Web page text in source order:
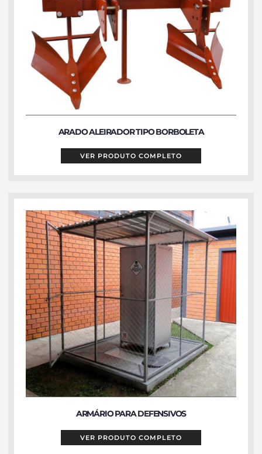
ARADO ALEIRADOR TIPO BORBOLETA
VER PRODUTO COMPLETO
ARMÁRIO PARA DEFENSIVOS
VER PRODUTO COMPLETO